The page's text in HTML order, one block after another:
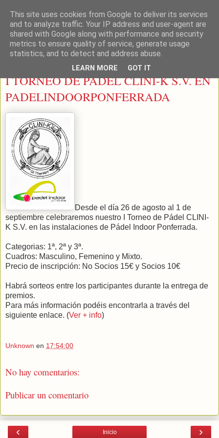
LEON PADEL
jueves, 8 de agosto de 2013
I TORNEO DE PADEL CLINI-K S.V. EN
PADELINDOORPONFERRADA
Desde el día 26 de agosto al 1 de
septiembre celebraremos nuestro I Torneo de Pádel CLINI-
K S.V. en las instalaciones de Pádel Indoor Ponferrada.
Categorias: 1ª, 2ª y 3ª.
Cuadros: Masculino, Femenino y Mixto.
Precio de inscripción: No Socios 15€ y Socios 10€
Habrá sorteos entre los participantes durante la entrega de
premios.
Para más información podéis encontrarla a través del
siguiente enlace. (Ver + info)
Unknown en 17:54:00
No hay comentarios:
Publicar un comentario
‹ ›
Inicio
This site uses cookies from Google to deliver its services
and to analyze traffic. Your IP address and user-agent are
shared with Google along with performance and security
metrics to ensure quality of service, generate usage
statistics, and to detect and address abuse.
LEARN MORE GOT IT